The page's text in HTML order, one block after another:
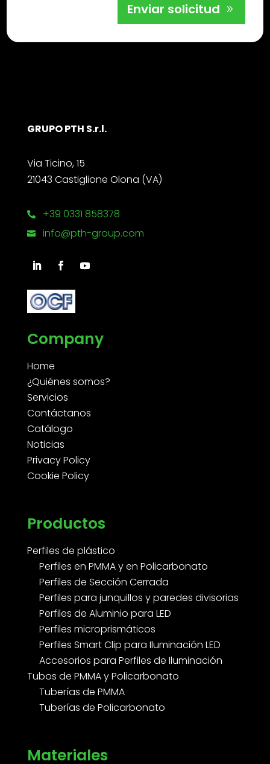
Enviar solicitud
GRUPO PTH S.r.l.
Via Ticino, 15
21043 Castiglione Olona (VA)
 +39 0331 858378
 info@pth-group.com
Company
Home
¿Quiénes somos?
Servicios
Contáctanos
Catálogo
Noticias
Privacy Policy
Cookie Policy
Productos
Perfiles de plástico
Perfiles en PMMA y en Policarbonato
Perfiles de Sección Cerrada
Perfiles para junquillos y paredes divisorias
Perfiles de Aluminio para LED
Perfiles microprismáticos
Perfiles Smart Clip para Iluminación LED
Accesorios para Perfiles de Iluminación
Tubos de PMMA y Policarbonato
Tuberías de PMMA
Tuberías de Policarbonato
Materiales